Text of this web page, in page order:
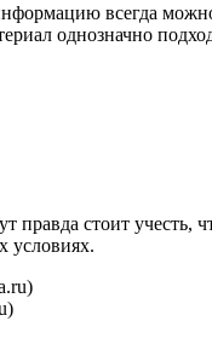
всегда
однозначно
правда стоит
условиях.